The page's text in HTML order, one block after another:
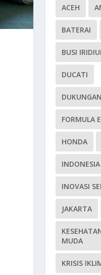
ACEH
BATERAI
BUSI
DUCATI
FORMULA E
HONDA
INDONESIA
INOVASI
JAKARTA
MUDA
KRISIS